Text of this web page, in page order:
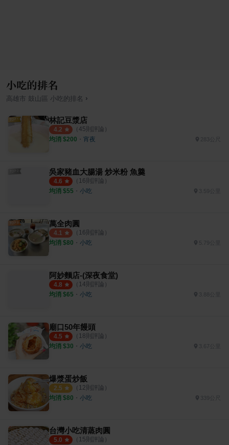
小吃的排名
高雄市 鼓山區 小吃 的排名 ›
林記豆漿店
4.2 （ 45則評論）
均消 $200 ・ 宵夜
吳家豬血大腸湯 炒米粉 魚羹
4.6 （ 16則評論）
均消 $55 ・ 小吃 3.59公里
萬全肉圓
4.1 （ 16則評論）
均消 $80 ・ 小吃 5.79公里
阿妙麵店-(深夜食堂)
4.8 （ 14則評論）
均消 $65 ・ 小吃
廟口50年饅頭
4.5 （ 18則評論）
均消 $30 ・ 小吃
爆漿蛋炒飯
2.5 （ 12則評論）
均消 $80 ・ 小吃
台灣小吃清蒸肉圓
5.0 （ 15則評論）